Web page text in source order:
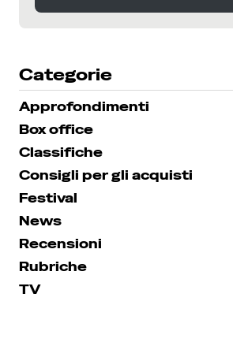
Categorie
Approfondimenti
Box office
Classifiche
Consigli per gli acquisti
Festival
News
Recensioni
Rubriche
TV